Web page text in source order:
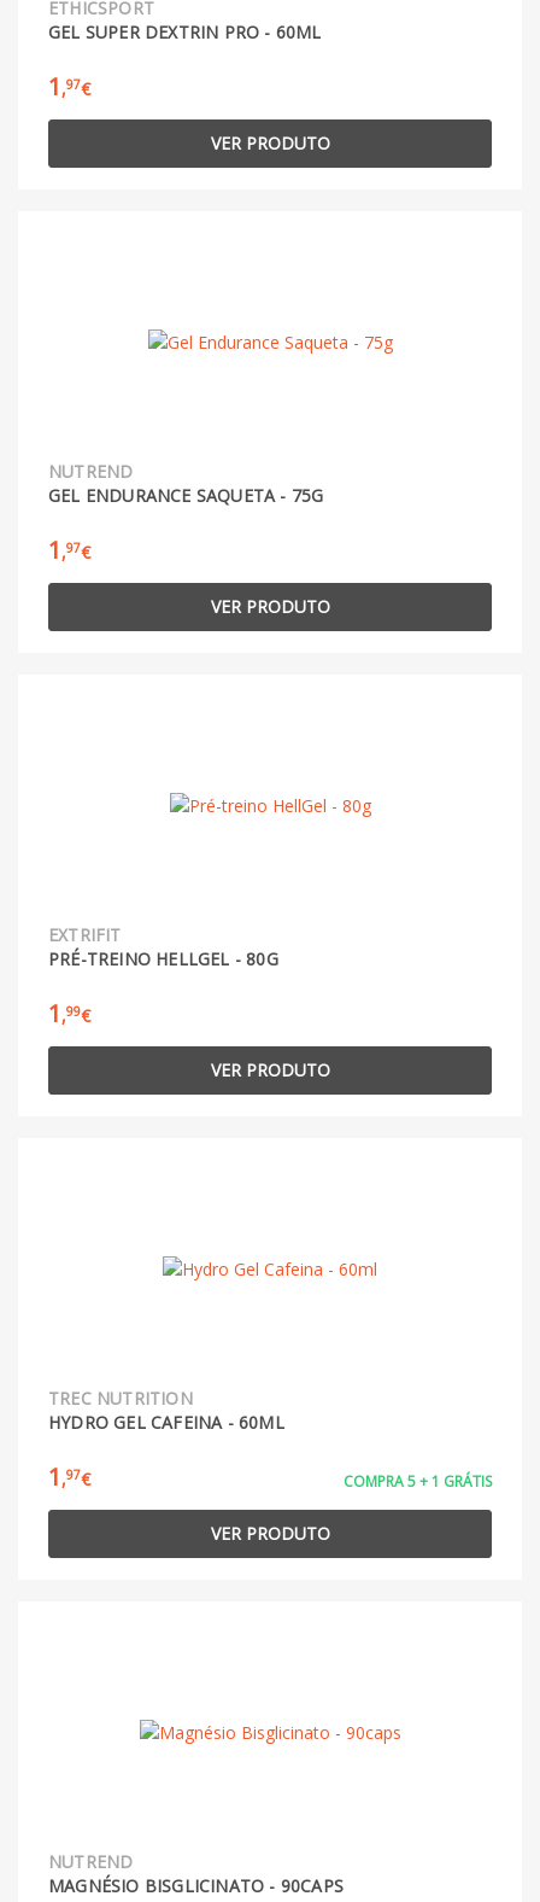
ETHICSPORT
GEL SUPER DEXTRIN PRO - 60ML
1 ,97€
VER PRODUTO
NUTREND
GEL ENDURANCE SAQUETA - 75G
1 ,97€
VER PRODUTO
EXTRIFIT
PRÉ-TREINO HELLGEL - 80G
1 ,99€
VER PRODUTO
TREC NUTRITION
HYDRO GEL CAFEINA - 60ML
1 ,97€ COMPRA 5 + 1 GRÁTIS
VER PRODUTO
NUTREND
MAGNÉSIO BISGLICINATO - 90CAPS